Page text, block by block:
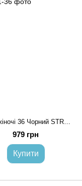
979 грн
Купити